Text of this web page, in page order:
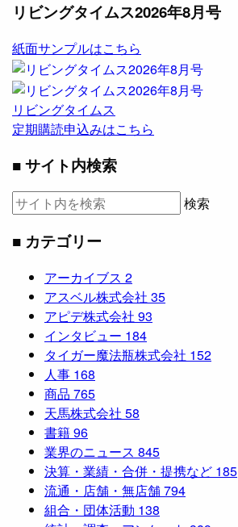
リビングタイムス2026年8月号
紙面サンプルはこちら
リビングタイムス
定期購読申込みはこちら
■ サイト内検索
検索
■ カテゴリー
アーカイブス 2
アスベル株式会社 35
アピデ株式会社 93
インタビュー 184
タイガー魔法瓶株式会社 152
人事 168
商品 765
天馬株式会社 58
書籍96
業界のニュース 845
決算・業績・合併・提携など 185
流通・店舗・無店舗794
組合・団体活動 138